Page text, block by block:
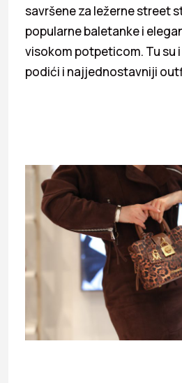
savršene za ležerne street
popularne baletanke i
visokom potpeticom. Tu su
podići i najjednostavniji